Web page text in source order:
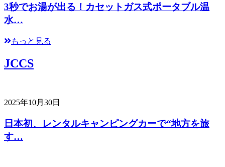
3秒でお湯が出る！カセットガス式ポータブル温
水…
もっと見る
JCCS
2025年10月30日
日本初、レンタルキャンピングカーで“地方を旅
す…